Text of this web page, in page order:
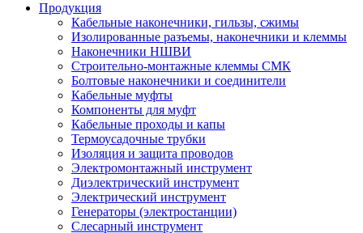
Продукция
Кабельные наконечники, гильзы, сжимы
Изолированные разъемы, наконечники и клеммы
Наконечники НШВИ
Строительно-монтажные клеммы СМК
Болтовые наконечники и соединители
Кабельные муфты
Компоненты для муфт
Кабельные проходы и капы
Термоусадочные трубки
Изоляция и защита проводов
Электромонтажный инструмент
Диэлектрический инструмент
Электрический инструмент
Генераторы (электростанции)
Слесарный инструмент